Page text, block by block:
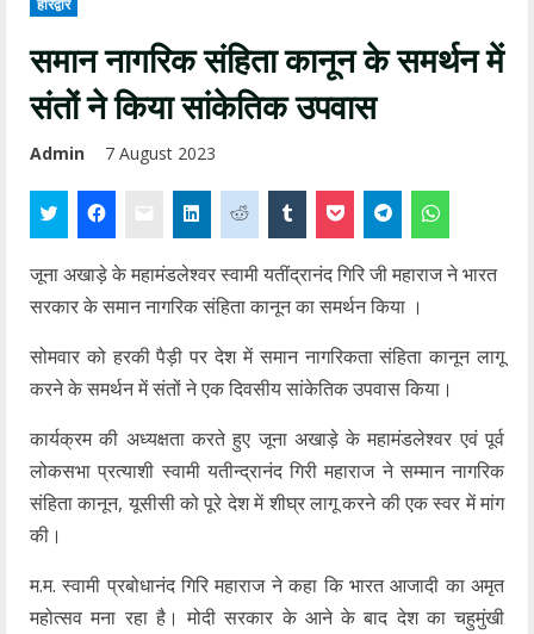
समान नागरिक संहिता कानून के समर्थन में
संतों ने किया सांकेतिक उपवास
Admin 7 August 2023
जूना अखाड़े के महामंडलेश्वर स्वामी यतींद्रानंद गिरि जी महाराज ने भारत
सरकार के समान नागरिक संहिता कानून का समर्थन किया ।
सोमवार को हरकी पैड़ी पर देश में समान नागरिकता संहिता कानून लागू
करने के समर्थन में संतों ने एक दिवसीय सांकेतिक उपवास किया।
कार्यक्रम की अध्यक्षता करते हुए जूना अखाड़े के महामंडलेश्वर एवं पूर्व
लोकसभा प्रत्याशी स्वामी यतीन्द्रानंद गिरी महाराज ने सम्मान नागरिक
संहिता कानून, यूसीसी को पूरे देश में शीघ्र लागू करने की एक स्वर में मांग
की।
म.म. स्वामी प्रबोधानंद गिरि महाराज ने कहा कि भारत आजादी का अमृत
महोत्सव मना रहा है। मोदी सरकार के आने के बाद देश का चहुमुंखी